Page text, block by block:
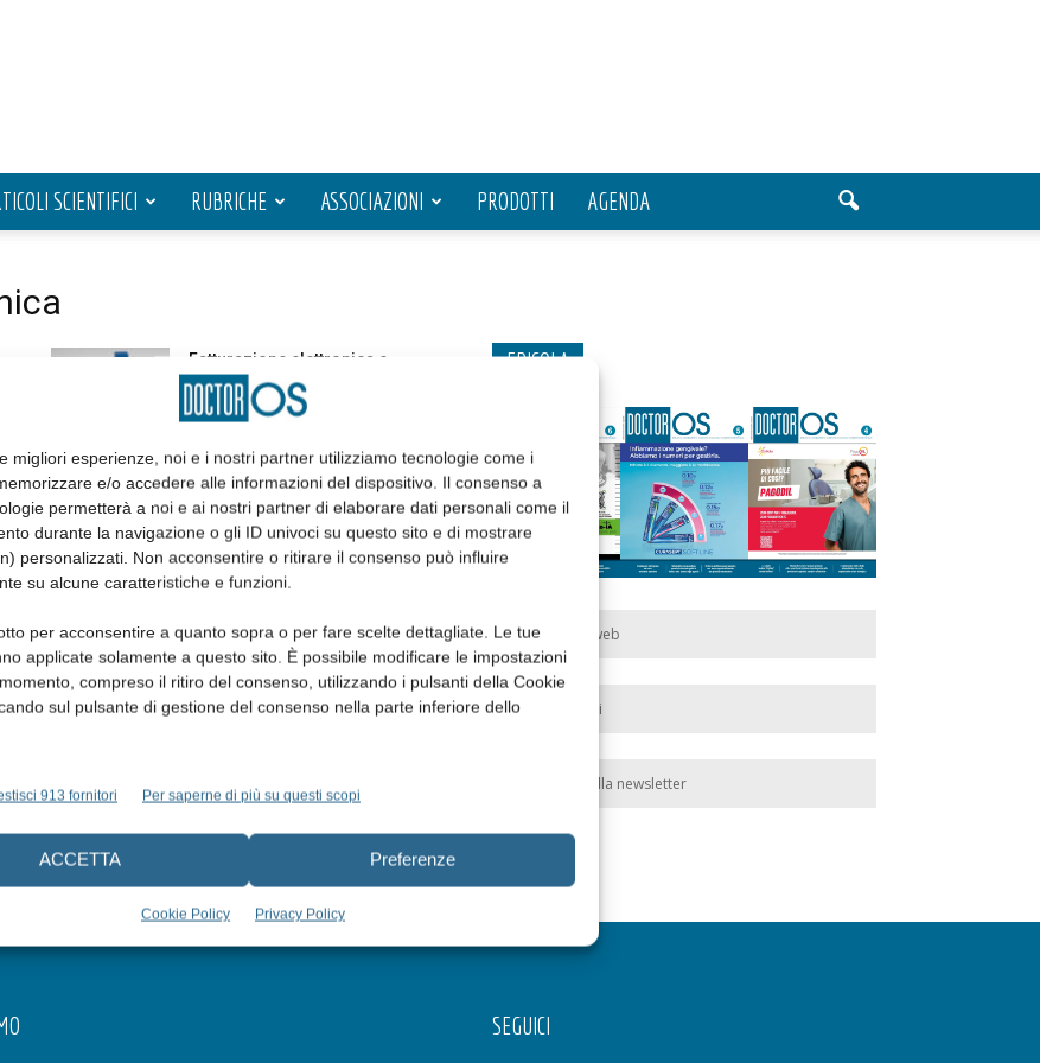
migliori esperienze, noi e i nostri partner utilizziamo tecnologie come i
e/o accedere alle informazioni del dispositivo. Il consenso a
permetterà a noi e ai nostri partner di elaborare dati personali come il
durante la navigazione o gli ID univoci su questo sito e di mostrare
personalizzati. Non acconsentire o ritirare il consenso può influire
su alcune caratteristiche e funzioni.
per acconsentire a quanto sopra o per fare scelte dettagliate. Le tue
applicate solamente a questo sito. È possibile modificare le impostazioni
compreso il ritiro del consenso, utilizzando i pulsanti della Cookie
sul pulsante di gestione del consenso nella parte inferiore dello
913 fornitori Per saperne di più su questi scopi
ACCETTA Preferenze
Cookie Policy Privacy Policy
SCIENTIFICI RUBRICHE ASSOCIAZIONI PRODOTTI AGENDA
Fatturazione elettronica e
operatori sanitari: la farsa
continua!
Fattura elettronica e pazienti
anziani
17 Dicembre 2018
EDICOLA
Edicola web
Abbonati
Iscriviti alla newsletter
SEGUICI